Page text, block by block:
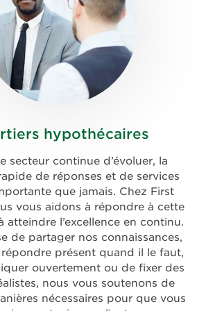
hypothécaires
secteur continue d’évoluer, la
de réponses et de services
que jamais. Chez First
vous aidons à répondre à cette
atteindre l’excellence en continu.
de partager nos connaissances,
présent quand il le faut,
ouvertement ou de fixer des
nous vous soutenons de
nécessaires pour que vous